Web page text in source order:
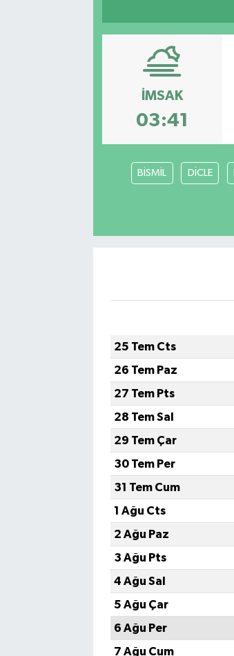
İMSAK
03:41
BİSMİL DİCLE
25 Tem Cts
26 Tem Paz
27 Tem Pts
28 Tem Sal
29 Tem Çar
30 Tem Per
31 Tem Cum
1 Ağu Cts
2 Ağu Paz
3 Ağu Pts
4 Ağu Sal
5 Ağu Çar
6 Ağu Per
7 Ağu Cum